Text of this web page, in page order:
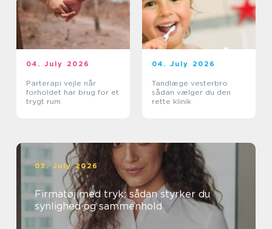
04. July 2026
Parterapi vejle når
forholdet har brug for et
trygt rum
04. July 2026
Tandlæge vesterbro
sådan vælger du den
rette klinik
03. July 2026
Firmatøj med tryk: sådan styrker du
synlighed og sammenhold